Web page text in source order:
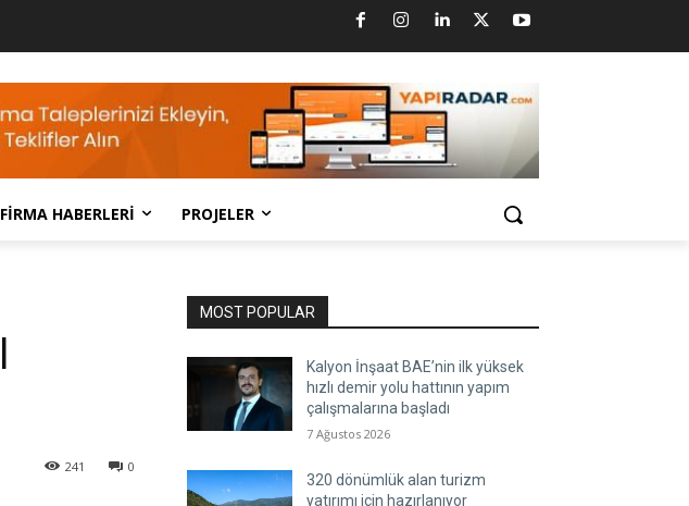
FIRMA HABERLERI PROJELER
0
241
MOST POPULAR
Kalyon İnşaat BAE’nin ilk yüksek
hızlı demir yolu hattının yapım
çalışmalarına başladı
7 Ağustos 2026
320 dönümlük alan turizm
yatırımı için hazırlanıyor